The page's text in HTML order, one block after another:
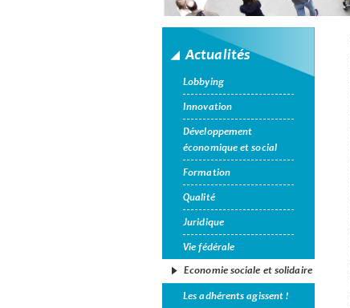
Actualités
Lobbying
Innovation
Développement
économique et social
Formation
Qualité
Juridique
Vie fédérale
Economie sociale et solidaire
Les adhérents agissent !